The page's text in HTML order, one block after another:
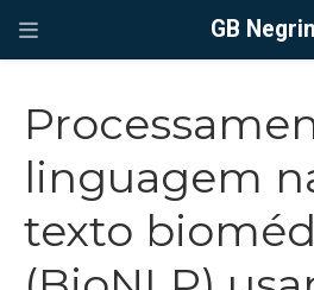
GB
linguagem
texto